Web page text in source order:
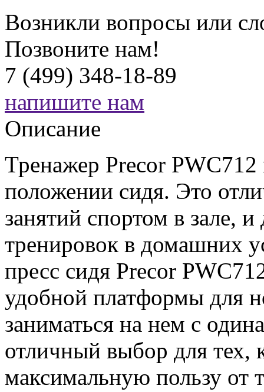
Возникли вопросы или
Позвоните нам!
7 (499) 348-18-89
напишите нам
Описание
Тренажер Precor PWC712
положении сидя. Это
занятий спортом в зале,
тренировок в домашних
пресс сидя Precor
удобной платформы для
заниматься на нем с
отличный выбор для тех,
максимальную пользу от